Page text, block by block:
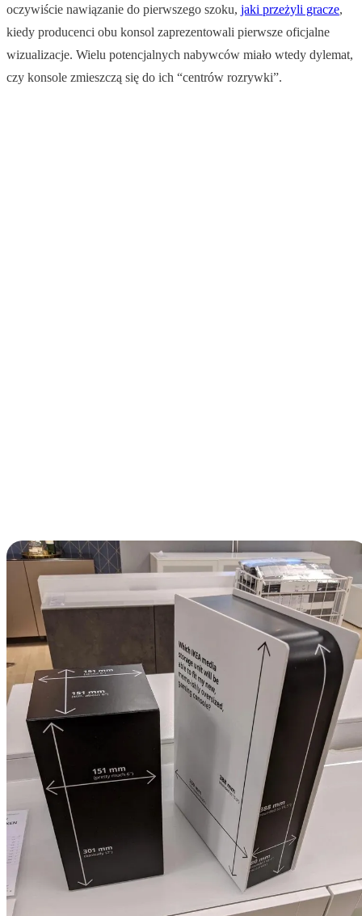
oczywiście nawiązanie do pierwszego szoku, jaki przeżyli gracze,
kiedy producenci obu konsol zaprezentowali pierwsze oficjalne
wizualizacje. Wielu potencjalnych nabywców miało wtedy dylemat,
czy konsole zmieszczą się do ich “centrów rozrywki”.